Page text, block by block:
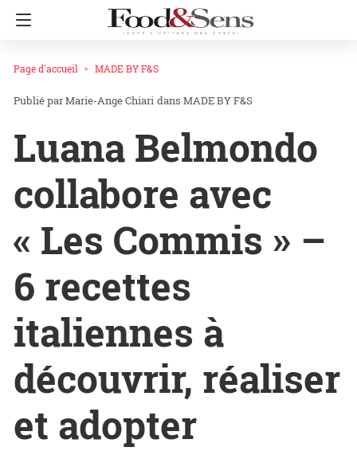
Page d'accueil MADE BY F&S
Marie-Ange Chiari dans MADE BY F&S
Luana Belmondo
collabore avec
« Les Commis » –
6 recettes
italiennes à
découvrir, réaliser
et adopter